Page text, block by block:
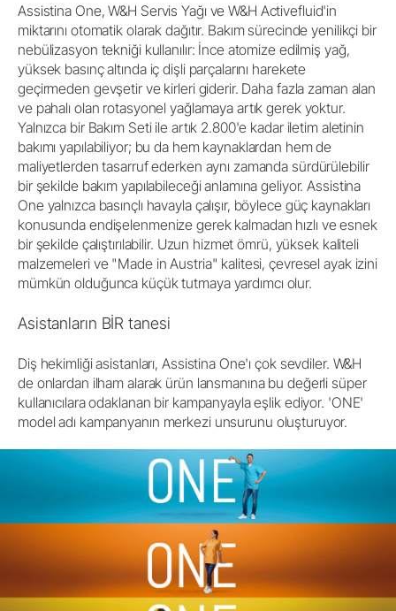
Assistina One, W&H Servis Yağı ve W&H Activefluid'in
miktarını otomatik olarak dağıtır. Bakım sürecinde yenilikçi bir
nebülizasyon tekniği kullanılır: İnce atomize edilmiş yağ,
yüksek basınç altında iç dişli parçalarını harekete
geçirmeden gevşetir ve kirleri giderir. Daha fazla zaman alan
ve pahalı olan rotasyonel yağlamaya artık gerek yoktur.
Yalnızca bir Bakım Seti ile artık 2.800'e kadar iletim aletinin
bakımı yapılabiliyor; bu da hem kaynaklardan hem de
maliyetlerden tasarruf ederken aynı zamanda sürdürülebilir
bir şekilde bakım yapılabileceği anlamına geliyor. Assistina
One yalnızca basınçlı havayla çalışır, böylece güç kaynakları
konusunda endişelenmenize gerek kalmadan hızlı ve esnek
bir şekilde çalıştırılabilir. Uzun hizmet ömrü, yüksek kaliteli
malzemeleri ve "Made in Austria" kalitesi, çevresel ayak izini
mümkün olduğunca küçük tutmaya yardımcı olur.
Asistanların BİR tanesi
Diş hekimliği asistanları, Assistina One'ı çok sevdiler. W&H
de onlardan ilham alarak ürün lansmanına bu değerli süper
kullanıcılara odaklanan bir kampanyayla eşlik ediyor. 'ONE'
model adı kampanyanın merkezi unsurunu oluşturuyor.